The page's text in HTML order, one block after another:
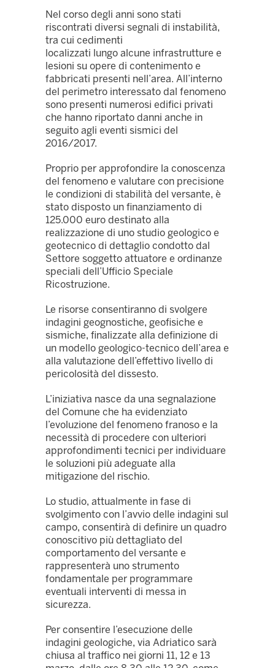
Nel corso degli anni sono stati
riscontrati diversi segnali di instabilità,
tra cui cedimenti
localizzati lungo alcune infrastrutture e
lesioni su opere di contenimento e
fabbricati presenti nell’area. All’interno
del perimetro interessato dal fenomeno
sono presenti numerosi edifici privati
che hanno riportato danni anche in
seguito agli eventi sismici del
2016/2017.
Proprio per approfondire la conoscenza
del fenomeno e valutare con precisione
le condizioni di stabilità del versante, è
stato disposto un finanziamento di
125.000 euro destinato alla
realizzazione di uno studio geologico e
geotecnico di dettaglio condotto dal
Settore soggetto attuatore e ordinanze
speciali dell’Ufficio Speciale
Ricostruzione.
Le risorse consentiranno di svolgere
indagini geognostiche, geofisiche e
sismiche, finalizzate alla definizione di
un modello geologico-tecnico dell’area e
alla valutazione dell’effettivo livello di
pericolosità del dissesto.
L’iniziativa nasce da una segnalazione
del Comune che ha evidenziato
l’evoluzione del fenomeno franoso e la
necessità di procedere con ulteriori
approfondimenti tecnici per individuare
le soluzioni più adeguate alla
mitigazione del rischio.
Lo studio, attualmente in fase di
svolgimento con l’avvio delle indagini sul
campo, consentirà di definire un quadro
conoscitivo più dettagliato del
comportamento del versante e
rappresenterà uno strumento
fondamentale per programmare
eventuali interventi di messa in
sicurezza.
Per consentire l’esecuzione delle
indagini geologiche, via Adriatico sarà
chiusa al traffico nei giorni 11, 12 e 13